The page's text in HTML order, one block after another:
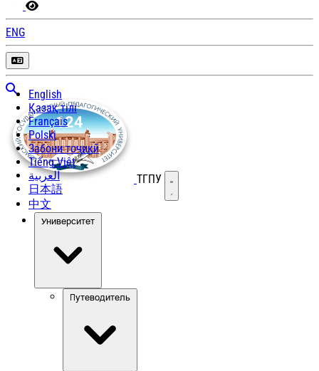
ENG
English
Қазақ тілі
Français
Polski
Забони тоҷикӣ
Tiếng Việt
العربية
日本語
中文
ТГПУ Открыть меню
Университет
Путеводитель